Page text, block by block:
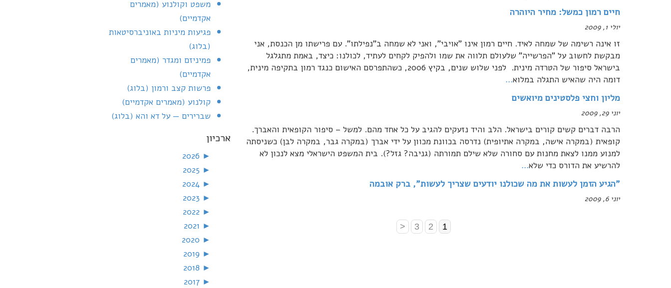
חיים רמון כמשל: מחיר היוהרה
יולי 1, 2009
זו אינה רשימה של שמחה לאיד. חיים רמון אינו "אויבי", ואני לא שמחה ב"נפילתו". עם פרישתו מן הכנסת, אני
מבקשת לחשוב על "הפרשייה" שלעולם תלווה את שמו ולהפיק לקחים לעתיד, לכולנו: כיצד, באמת מתגלגל
בישראל סיפור של הטרדה מינית. לפני שלוש שנים, בקיץ 2006, כשהתפרסם האישום כנגד רמון בתקיפה מינית,
דומה היה שהאיש התגלה במלוא…
מליון וחצי פלסטינים מיואשים
יוני 29, 2009
הרבה דברים קשים קורים בישראל. הלב והיד נזעקים להגיב על כל אחד מהם. למשל – סיפור הקופאית והאברך.
קופאית (במקרה אישה, במקרה אתיופית) נדרסה בכוונת מכוון על ידי אברך (במקרה גבר, במקרה לבן) כשניסתה
למנוע ממנו לצאת מחנות עם סחורה שלא שילם תמורתה (גניבה? גזל?). בית המשפט הישראלי מצא לנכון לא
להרשיע את הדורס כדי שלא…
"הגיע הזמן לעשות את מה שכולנו יודעים שצריך לעשות", ברק אובמה
יוני 6, 2009
1
2
3
<
משפט וקולנוע (מאמרים
אקדמיים)
פגיעות מיניות באוניברסיטאות
(בלוג)
פמיניזם ומגדר (מאמרים
אקדמיים)
פרשות קצב ורמון (בלוג)
קולנוע (מאמרים אקדמיים)
שברירים — על דא והא (בלוג)
ארכיון
►
►
►
►
►
►
►
►
►
►